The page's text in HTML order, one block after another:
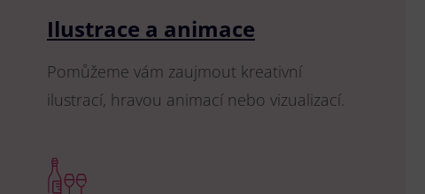
Ilustrace a animace
Pomůžeme vám zaujmout kreativní
ilustrací, hravou animací nebo vizualizací.